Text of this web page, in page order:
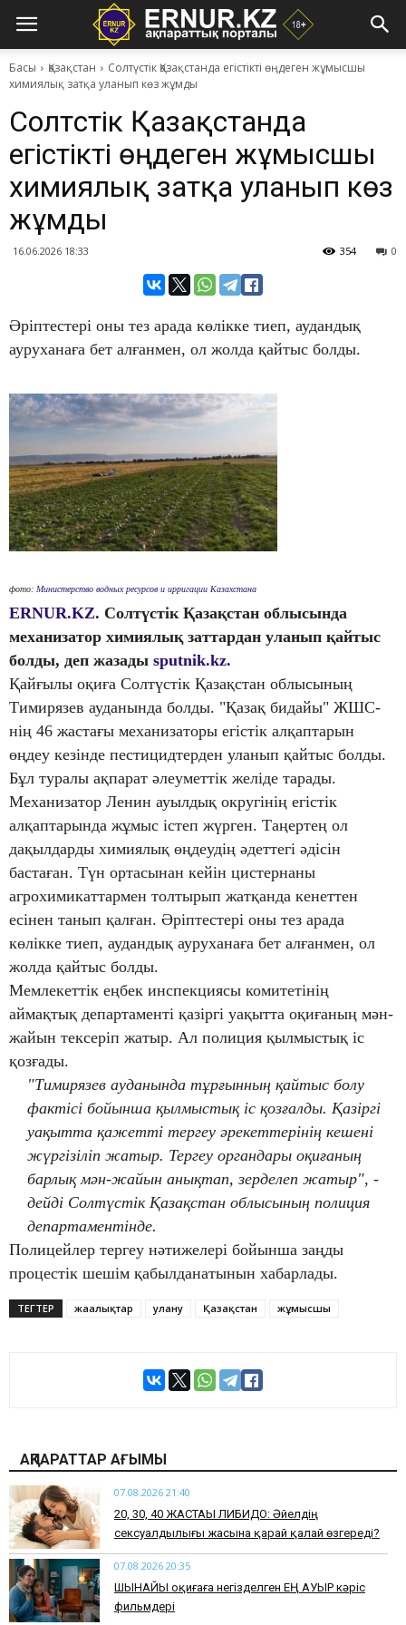
Басы Қазақстан
Солтүстік Қазақстанда егістікті өңдеген жұмысшы
химиялық затқа уланып көз жұмды
Солтүстік Қазақстанда
егістікті өңдеген жұмысшы
химиялық затқа уланып көз
жұмды
16.06.2026 18:33 0
354
Әріптестері оны тез арада көлікке тиеп, аудандық
ауруханаға бет алғанмен, ол жолда қайтыс болды.
фото: Министерство водных ресурсов и ирригации Казахстана
ERNUR.KZ. Солтүстік Қазақстан облысында
механизатор химиялық заттардан уланып қайтыс
болды, деп жазады sputnik.kz.
Қайғылы оқиға Солтүстік Қазақстан облысының
Тимирязев ауданында болды. "Қазақ бидайы" ЖШС-
нің 46 жастағы механизаторы егістік алқаптарын
өңдеу кезінде пестицидтерден уланып қайтыс болды.
Бұл туралы ақпарат әлеуметтік желіде тарады.
Механизатор Ленин ауылдық округінің егістік
алқаптарында жұмыс істеп жүрген. Таңертең ол
дақылдарды химиялық өңдеудің әдеттегі әдісін
бастаған. Түн ортасынан кейін цистернаны
агрохимикаттармен толтырып жатқанда кенеттен
есінен танып қалған. Әріптестері оны тез арада
көлікке тиеп, аудандық ауруханаға бет алғанмен, ол
жолда қайтыс болды.
Мемлекеттік еңбек инспекциясы комитетінің
аймақтық департаменті қазіргі уақытта оқиғаның мән-
жайын тексеріп жатыр. Ал полиция қылмыстық іс
қозғады.
"Тимирязев ауданында тұрғынның қайтыс болу
фактісі бойынша қылмыстық іс қозғалды. Қазіргі
уақытта қажетті тергеу әрекеттерінің кешені
жүргізіліп жатыр. Тергеу органдары оқиғаның
барлық мән-жайын анықтап, зерделеп жатыр", -
дейді Солтүстік Қазақстан облысының полиция
департаментінде.
Полицейлер тергеу нәтижелері бойынша заңды
процестік шешім қабылданатынын хабарлады.
ТЕГТЕР жаңалықтар улану Қазақстан жұмысшы
АҚПАРАТТАР АҒЫМЫ
07.08.2026 21:40
​20, 30, 40 ЖАСТАҒЫ ЛИБИДО: Әйелдің
сексуалдылығы жасына қарай қалай өзгереді?
07.08.2026 20:35
​ШЫНАЙЫ оқиғаға негізделген ЕҢ АУЫР кәріс
фильмдері